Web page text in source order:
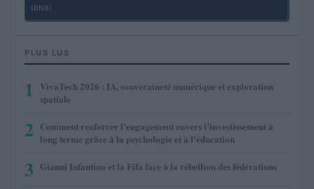
(BNB)
PLUS LUS
1
VivaTech 2026 : IA, souveraineté numérique et exploration
spatiale
2 Comment renforcer l’engagement envers l’investissement à
long terme grâce à la psychologie et à l’éducation
3 Gianni Infantino et la Fifa face à la rébellion des fédérations